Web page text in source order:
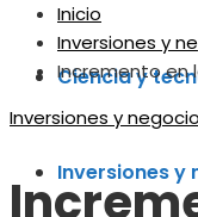
Ciencia y
Inversiones y
Inicio
Inversiones y
Incremento en
Inversiones y